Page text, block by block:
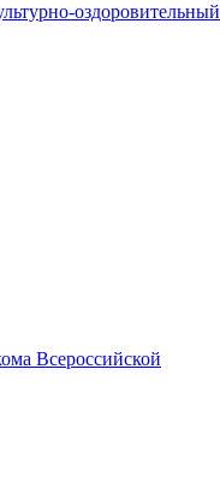
оздоровительный
Всероссийской